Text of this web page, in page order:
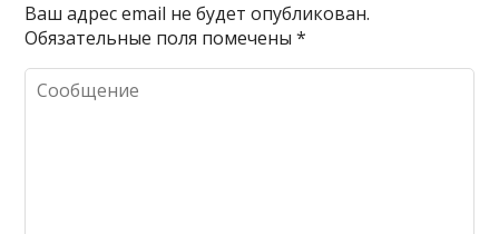
Ваш адрес email не будет опубликован.
Обязательные поля помечены*